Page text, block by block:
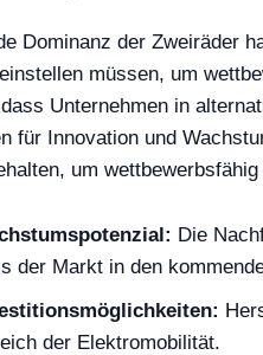
Dominanz der Zweiräder
müssen, um
Unternehmen in
für Innovation und
um
Die
der Markt in den
der Elektromobilität.